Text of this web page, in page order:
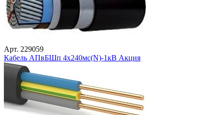
Арт. 229059
Кабель АПвБШп 4х240мс(N)-1кВ Акция